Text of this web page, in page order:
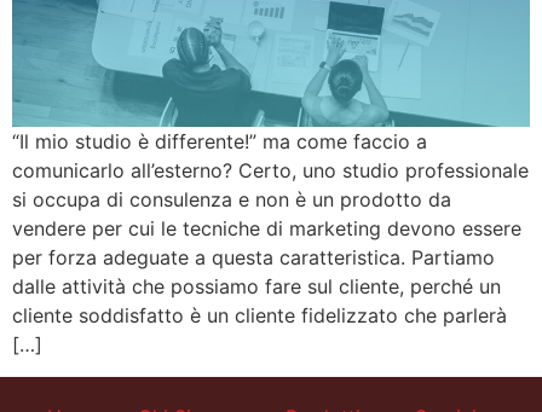
“Il mio studio è differente!” ma come faccio a
comunicarlo all’esterno? Certo, uno studio professionale
si occupa di consulenza e non è un prodotto da
vendere per cui le tecniche di marketing devono essere
per forza adeguate a questa caratteristica. Partiamo
dalle attività che possiamo fare sul cliente, perché un
cliente soddisfatto è un cliente fidelizzato che parlerà
[…]